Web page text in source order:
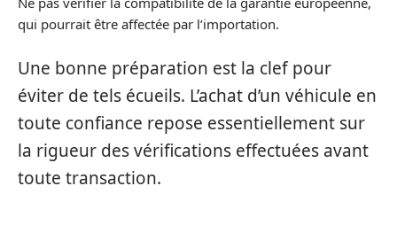
qui pourrait être affectée par l’importation.
Une bonne préparation est la clef pour
éviter de tels écueils. L’achat d’un véhicule en
toute confiance repose essentiellement sur
la rigueur des vérifications effectuées avant
toute transaction.